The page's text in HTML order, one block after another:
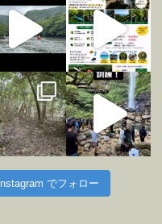
Instagram でフォロー